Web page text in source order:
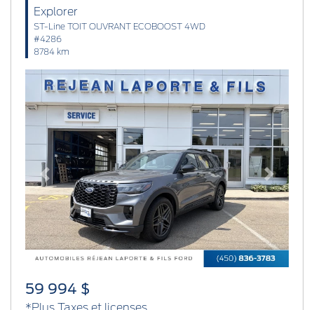
Explorer
ST-Line TOIT OUVRANT ECOBOOST 4WD
#4286
8784 km
Previous Next
59 994 $